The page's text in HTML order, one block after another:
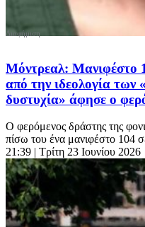
Μόντρεαλ: Μανιφέστο
από την ιδεολογία των
δυστυχία» άφησε ο
Ο φερόμενος δράστης της
πίσω του ένα μανιφέστο 104
21:39 | Τρίτη 23 Ιουνίου 2026